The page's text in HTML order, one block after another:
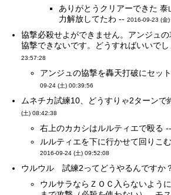
ありがとうクリアーできた
力解放してたわ --2016-09-23 (金
協撃必殺せよができません。アンジュ
協撃できないです。どうすればいいで
23:57:28
アンジュの協撃を轟天打破にセッ
09-24 (土) 00:39:56
ムネチカ試練10、どうすりゃ2ターン
(土) 08:42:38
右上のカカシはルルティエで殴る
ルルティエを下に行かせて回りこ
2016-09-24 (土) 09:52:08
ウルウル 試練2ってどうやるんですか
ウルサラならＺＯＣ入らないよう